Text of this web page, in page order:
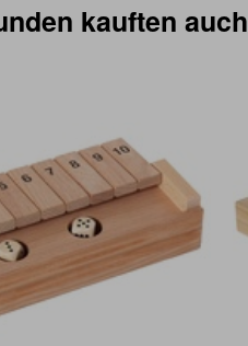
kauften auch